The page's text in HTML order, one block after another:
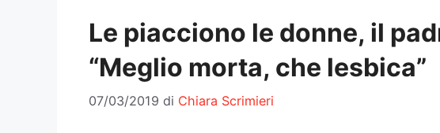
Le piacciono le donne, il
“Meglio morta, che lesbica”
07/03/2019 di Chiara Scrimieri